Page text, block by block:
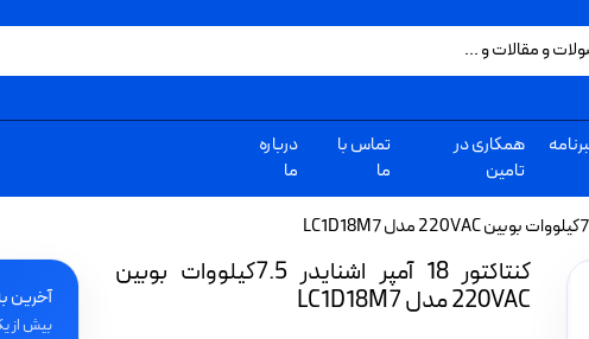
همکاری در
تامین
تماس با
ما
درباره
ما
کنتاکتور 18 آمپر اشنایدر 7.5کیلووات بوبین
220VAC مدل LC1D18M7
آخرین
بیش از